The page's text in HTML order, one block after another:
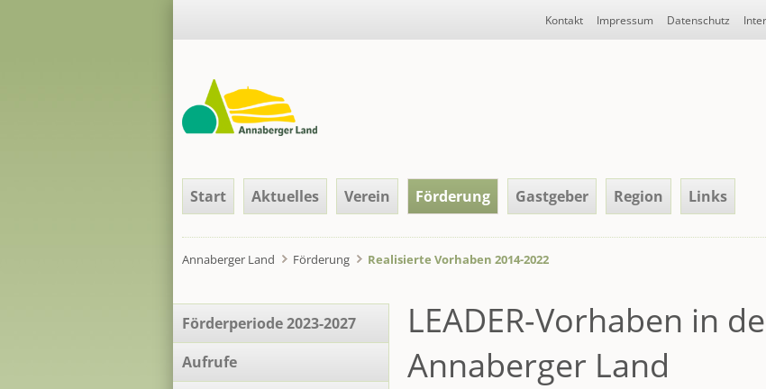
Navigation
überspringen
Kontakt Impressum Datenschutz
überspringen
Start Aktuelles Verein Förderung Gastgeber Region Links
Annaberger Land Förderung Realisierte Vorhaben 2014-2022
LEADER-Vorhaben in
Annaberger Land
Navigation
überspringen
Förderperiode 2023-2027
Aufrufe